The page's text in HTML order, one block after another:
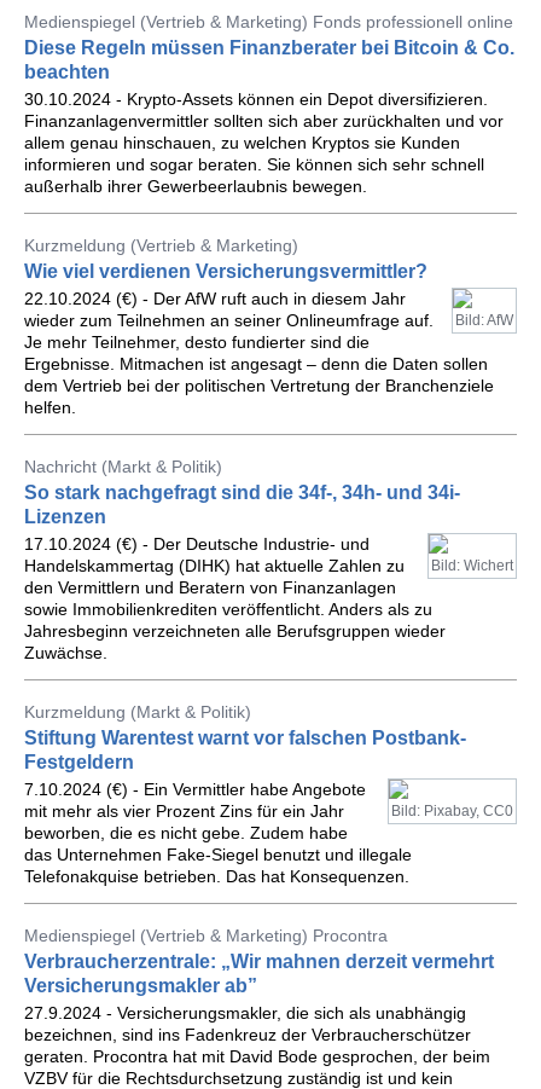
Medienspiegel (Vertrieb & Marketing) Fonds professionell online
Diese Regeln müssen Finanzberater bei Bitcoin & Co.
beachten
30.10.2024 - Krypto-Assets können ein Depot diversifizieren.
Finanzanlagenvermittler sollten sich aber zurückhalten und vor
allem genau hinschauen, zu welchen Kryptos sie Kunden
informieren und sogar beraten. Sie können sich sehr schnell
außerhalb ihrer Gewerbeerlaubnis bewegen.
Kurzmeldung (Vertrieb & Marketing)
Wie viel verdienen Versicherungsvermittler?
Bild: AfW
22.10.2024 (€) - Der AfW ruft auch in diesem Jahr
wieder zum Teilnehmen an seiner Onlineumfrage auf.
Je mehr Teilnehmer, desto fundierter sind die
Ergebnisse. Mitmachen ist angesagt – denn die Daten sollen
dem Vertrieb bei der politischen Vertretung der Branchenziele
helfen.
Nachricht (Markt & Politik)
So stark nachgefragt sind die 34f-, 34h- und 34i-
Lizenzen
Bild: Wichert
17.10.2024 (€) - Der Deutsche Industrie- und
Handelskammertag (DIHK) hat aktuelle Zahlen zu
den Vermittlern und Beratern von Finanzanlagen
sowie Immobilienkrediten veröffentlicht. Anders als zu
Jahresbeginn verzeichneten alle Berufsgruppen wieder
Zuwächse.
Kurzmeldung (Markt & Politik)
Stiftung Warentest warnt vor falschen Postbank-
Festgeldern
Bild: Pixabay, CC0
7.10.2024 (€) - Ein Vermittler habe Angebote
mit mehr als vier Prozent Zins für ein Jahr
beworben, die es nicht gebe. Zudem habe
das Unternehmen Fake-Siegel benutzt und illegale
Telefonakquise betrieben. Das hat Konsequenzen.
Medienspiegel (Vertrieb & Marketing) Procontra
Verbraucherzentrale: „Wir mahnen derzeit vermehrt
Versicherungsmakler ab”
27.9.2024 - Versicherungsmakler, die sich als unabhängig
bezeichnen, sind ins Fadenkreuz der Verbraucherschützer
geraten. Procontra hat mit David Bode gesprochen, der beim
VZBV für die Rechtsdurchsetzung zuständig ist und kein